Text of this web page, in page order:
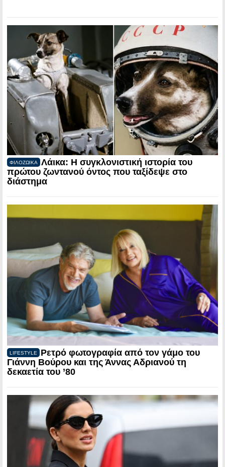
ΦΙΛΟΖΩΙΚΑ
Λάικα: Η συγκλονιστική ιστορία του
πρώτου ζωντανού όντος που ταξίδεψε στο
διάστημα
LIFESTYLE
Ρετρό φωτογραφία από τον γάμο του
Γιάννη Βούρου και της Άννας Αδριανού τη
δεκαετία του ’80